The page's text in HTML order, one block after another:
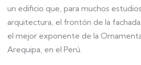
un edificio que, para muchos
arquitectura, el frontón de la
el mejor exponente de la
Arequipa, en el Perú.